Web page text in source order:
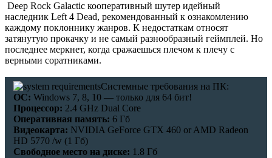
Deep Rock Galactic кооперативный шутер идейный
наследник Left 4 Dead, рекомендованный к ознакомлению
каждому поклоннику жанров. К недостаткам относят
затянутую прокачку и не самый разнообразный геймплей. Но
последнее меркнет, когда сражаешься плечом к плечу с
верными соратниками.
Системные требования на ПК:
ОС: Windows 7, 8, 10 — только для 64 бит!
Процессор: 2.4 GHz Dual Core
Оперативная память: 6 Гб
Видеокарта: NVIDIA GeForce GTX 460 or AMD Radeon
HD 5770 /w (1 Гб)
Свободное место на диске: 1.8 Гб